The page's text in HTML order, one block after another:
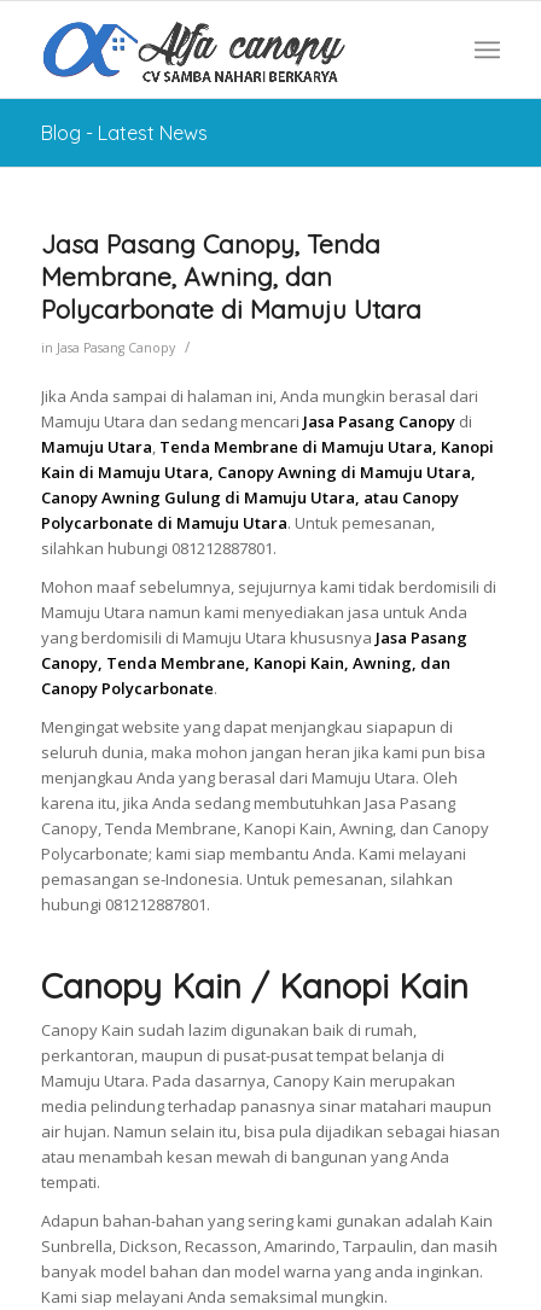
Blog - Latest News
Jasa Pasang Canopy, Tenda
Membrane, Awning, dan
Polycarbonate di Mamuju Utara
in Jasa Pasang Canopy /
Jika Anda sampai di halaman ini, Anda mungkin berasal dari
Mamuju Utara dan sedang mencari Jasa Pasang Canopy di
Mamuju Utara, Tenda Membrane di Mamuju Utara, Kanopi
Kain di Mamuju Utara, Canopy Awning di Mamuju Utara,
Canopy Awning Gulung di Mamuju Utara, atau Canopy
Polycarbonate di Mamuju Utara. Untuk pemesanan,
silahkan hubungi 081212887801.
Mohon maaf sebelumnya, sejujurnya kami tidak berdomisili di
Mamuju Utara namun kami menyediakan jasa untuk Anda
yang berdomisili di Mamuju Utara khususnya Jasa Pasang
Canopy, Tenda Membrane, Kanopi Kain, Awning, dan
Canopy Polycarbonate.
Mengingat website yang dapat menjangkau siapapun di
seluruh dunia, maka mohon jangan heran jika kami pun bisa
menjangkau Anda yang berasal dari Mamuju Utara. Oleh
karena itu, jika Anda sedang membutuhkan Jasa Pasang
Canopy, Tenda Membrane, Kanopi Kain, Awning, dan Canopy
Polycarbonate; kami siap membantu Anda. Kami melayani
pemasangan se-Indonesia. Untuk pemesanan, silahkan
hubungi 081212887801.
Canopy Kain / Kanopi Kain
Canopy Kain sudah lazim digunakan baik di rumah,
perkantoran, maupun di pusat-pusat tempat belanja di
Mamuju Utara. Pada dasarnya, Canopy Kain merupakan
media pelindung terhadap panasnya sinar matahari maupun
air hujan. Namun selain itu, bisa pula dijadikan sebagai hiasan
atau menambah kesan mewah di bangunan yang Anda
tempati.
Adapun bahan-bahan yang sering kami gunakan adalah Kain
Sunbrella, Dickson, Recasson, Amarindo, Tarpaulin, dan masih
banyak model bahan dan model warna yang anda inginkan.
Kami siap melayani Anda semaksimal mungkin.